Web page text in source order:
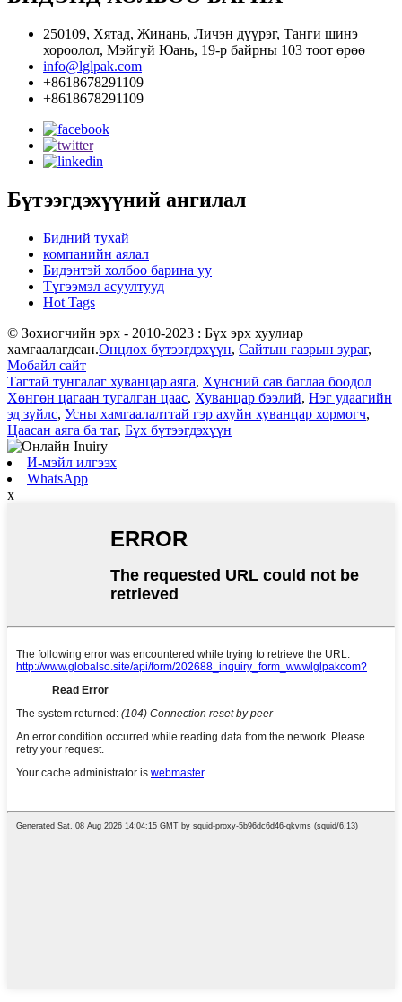
250109, Хятад, Жинань, Личэн дүүрэг, Танги шинэ
хороолол, Мэйгуй Юань, 19-р байрны 103 тоот өрөө
info@lglpak.com
+8618678291109
+8618678291109
Бүтээгдэхүүний ангилал
Бидний тухай
компанийн аялал
Бидэнтэй холбоо барина уу
Түгээмэл асуултууд
Hot Tags
© Зохиогчийн эрх - 2010-2023 : Бүх эрх хуулиар
хамгаалагдсан.Онцлох бүтээгдэхүүн, Сайтын газрын зураг,
Мобайл сайт
Тагтай тунгалаг хуванцар аяга, Хүнсний сав баглаа боодол
Хөнгөн цагаан тугалган цаас, Хуванцар бээлий, Нэг удаагийн
эд зүйлс, Усны хамгаалалттай гэр ахуйн хуванцар хормогч,
Цаасан аяга ба таг, Бүх бүтээгдэхүүн
И-мэйл илгээх
WhatsApp
x